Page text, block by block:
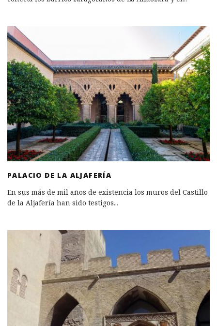
PALACIO DE LA ALJAFERÍA
En sus más de mil años de existencia los muros del Castillo
de la Aljafería han sido testigos...